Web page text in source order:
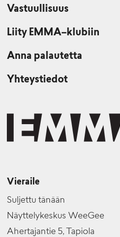
Vastuullisuus
Liity EMMA–klubiin
Anna palautetta
Yhteystiedot
Vieraile
Suljettu tänään
Näyttelykeskus WeeGee
Ahertajantie 5, Tapiola